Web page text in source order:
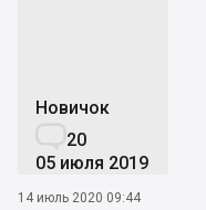
Новичок
20
05 июля 2019
14 июль 2020 09:44